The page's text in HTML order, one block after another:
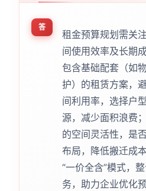
答
租金预算规划需关
间使用效率及长期
包含基础配套（如
护）的租赁方案，
间利用率，选择户
源，减少面积浪费
的空间灵活性，是
布局，降低搬迁成
“一价全含”模式，
务，助力企业优化预